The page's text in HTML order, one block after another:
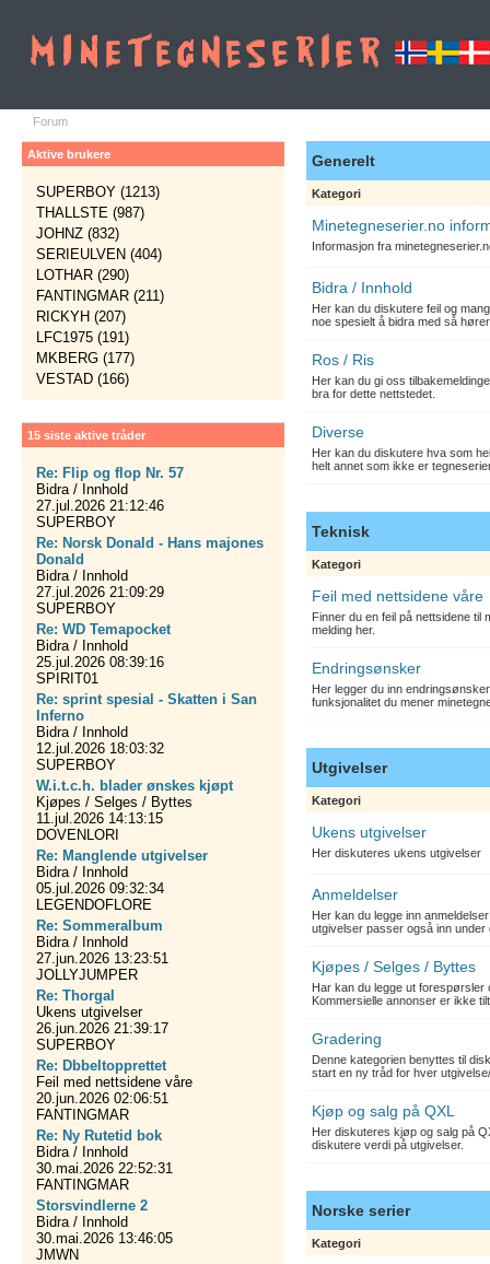
Forum
Aktive brukere
SUPERBOY (1213)
THALLSTE (987)
JOHNZ (832)
SERIEULVEN (404)
LOTHAR (290)
FANTINGMAR (211)
RICKYH (207)
LFC1975 (191)
MKBERG (177)
VESTAD (166)
15 siste aktive tråder
Re: Flip og flop Nr. 57
Bidra / Innhold
27.jul.2026 21:12:46
SUPERBOY
Re: Norsk Donald - Hans majones
Donald
Bidra / Innhold
27.jul.2026 21:09:29
SUPERBOY
Re: WD Temapocket
Bidra / Innhold
25.jul.2026 08:39:16
SPIRIT01
Re: sprint spesial - Skatten i San
Inferno
Bidra / Innhold
12.jul.2026 18:03:32
SUPERBOY
W.i.t.c.h. blader ønskes kjøpt
Kjøpes / Selges / Byttes
11.jul.2026 14:13:15
DOVENLORI
Re: Manglende utgivelser
Bidra / Innhold
05.jul.2026 09:32:34
LEGENDOFLORE
Re: Sommeralbum
Bidra / Innhold
27.jun.2026 13:23:51
JOLLYJUMPER
Re: Thorgal
Ukens utgivelser
26.jun.2026 21:39:17
SUPERBOY
Re: Dbbeltopprettet
Feil med nettsidene våre
20.jun.2026 02:06:51
FANTINGMAR
Re: Ny Rutetid bok
Bidra / Innhold
30.mai.2026 22:52:31
FANTINGMAR
Storsvindlerne 2
Bidra / Innhold
30.mai.2026 13:46:05
JMWN
Generelt
Kategori
Minetegneserier.no
Informasjon fra
Bidra / Innhold
Her kan du diskutere feil og
noe spesielt å bidra med så
Ros / Ris
Her kan du gi oss
bra for dette nettstedet.
Diverse
Her kan du diskutere hva som
helt annet som ikke er
Teknisk
Kategori
Feil med nettsidene våre
Finner du en feil på nettsidene til
melding her.
Endringsønsker
Her legger du inn
funksjonalitet du mener
Utgivelser
Kategori
Ukens utgivelser
Her diskuteres ukens utgivelser
Anmeldelser
Her kan du legge inn
utgivelser passer også inn under
Kjøpes / Selges / Byttes
Har kan du legge ut forespørsler
Kommersielle annonser er ikke
Gradering
Denne kategorien benyttes til
start en ny tråd for hver
Kjøp og salg på QXL
Her diskuteres kjøp og salg på
diskutere verdi på utgivelser.
Norske serier
Kategori